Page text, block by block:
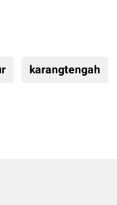
karangtengah